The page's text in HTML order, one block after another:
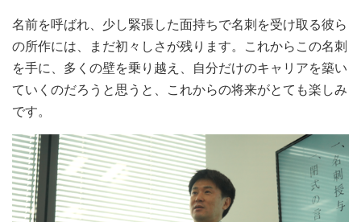
名前を呼ばれ、少し緊張した面持ちで名刺を受け取る彼ら
の所作には、まだ初々しさが残ります。これからこの名刺
を手に、多くの壁を乗り越え、自分だけのキャリアを築い
ていくのだろうと思うと、これからの将来がとても楽しみ
です。